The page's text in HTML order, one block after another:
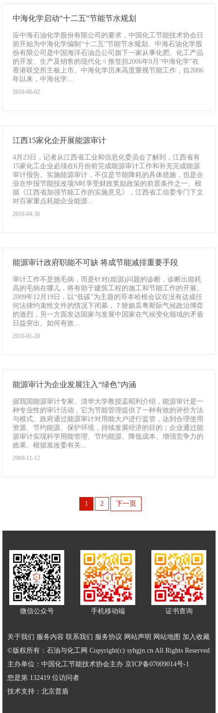
中海化学启动“十二五”节能节水规划
应中海石油化学股份有限公司的要求，中国化工节能技术协会日
前开始为中海化学编制“十二五”节能节水规划。中海石油化学股
份有限公司是中国海洋石油总公司旗下一家从事化肥、化工产品
的开发、生产及销售的现代化ㄐ推笠担2006年9月“中海化学”在
香港联交所主板上市。中海化学历来高度重视节能工作，自2006
年以来，中海化学...
2010-06-02
江西15家化企开展能源审计
4月23日，记者从江西省工业和信息化委员会了解到，江西省有
15家化工企业必须在6月份前完成能源审计工作和补充完成能源
审计报告。实施能源审计，不仅是节能降耗的具体措施，也是企
业在申报节能技改项N时享受财政奖励政策的前置条件之一。根
据《江西省加强节能工作的实施意见》，江西省工信委专门下文
对百家重点耗能企业能源...
2010-04-30
能源审计政府职能不可缺 将成节能减排重要手段
审计工作不是挑毛病，而是针对(能源)问题的诊断，诊断出能耗
高的毛病在哪儿，将有助于建筑工程的施工和节能工作的开展。
2009年12月19日，以“低碳”为主题的哥本哈根会议在没有达成任
何法律约束性文件的情况下闭幕，７矫嫱瓜粤斯际气候政治博弈
的激烈，另一方面发达国家与发展中国家在气候变化领域的矛盾
日益突出。如何有效...
2010-01-20
能源审计为企业发展注入“绿色”内涵
据我国能源审计专家、清华大学教授孟昭利介绍，能源审计是一
种专业性的审计活动，它为节能管理提供了一种有效的评价方法
与模式。政府通过能源审计对用能大户进行监管，达到合理使用
资源、节约能源、保护环境，持续发展经济的目的；企业通过能
源审计实现科学用能管理、节约能源、降低成本、增强竞争力的
效果。根据发改委有关...
2009-11-12
1 2 下一页
微信公众号 手机移动端 证书查询
关于我们 服务内容 联系我们 服务协议 网站声明 网站地图 加入收藏
©版权所有：石油与化工网 Copyright(c) syhgjn.cn All Rights Reserved
主办单位：中国化工节能技术协会主办 京ICP备07009014号-1
您是第 132419 位访问者
技术支持： 北京普盾